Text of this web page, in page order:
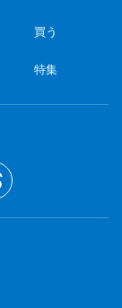
買う
特集